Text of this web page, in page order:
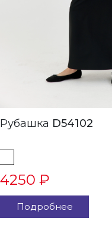
Рубашка D54102
4250 ₽
Подробнее